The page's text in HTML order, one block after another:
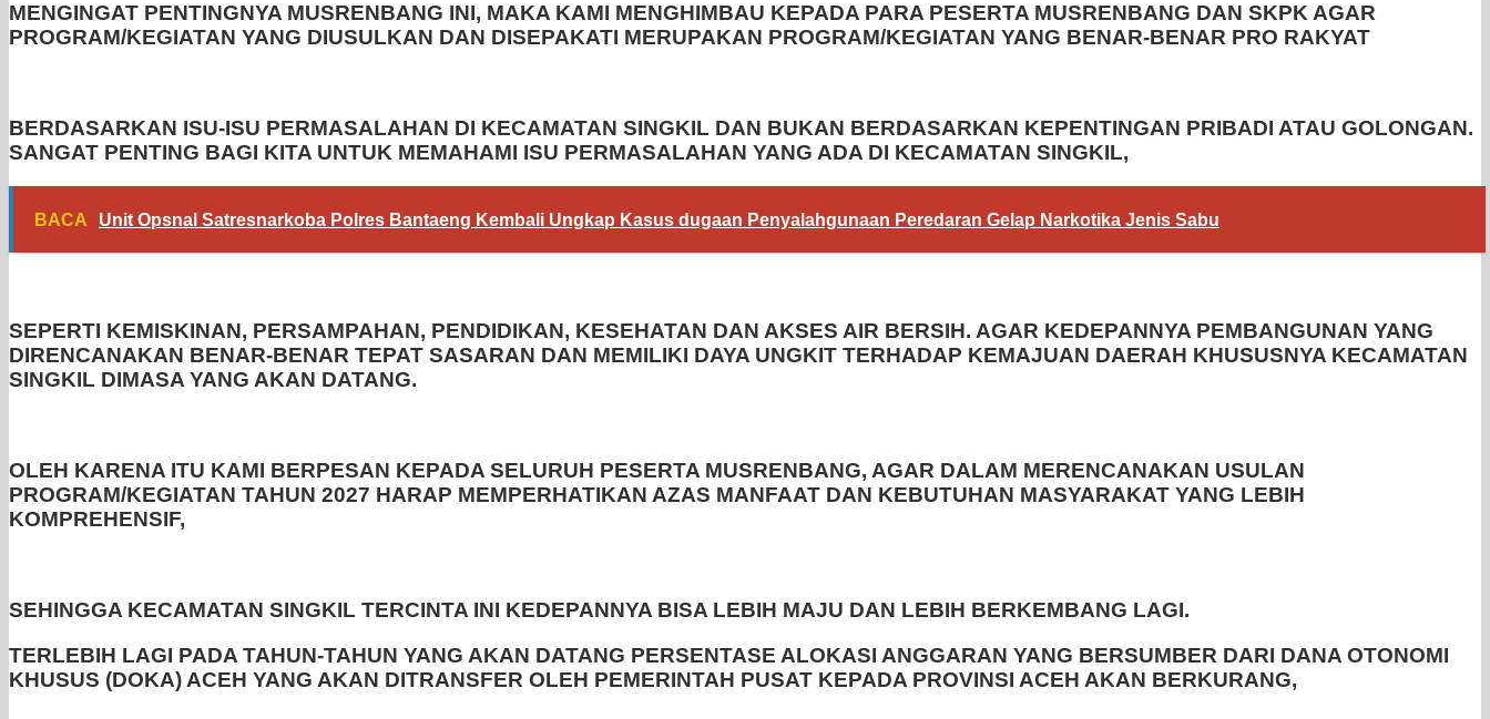
MENGINGAT PENTINGNYA MUSRENBANG INI, MAKA KAMI MENGHIMBAU KEPADA PARA PESERTA MUSRENBANG DAN SKPK AGAR
PROGRAM/KEGIATAN YANG DIUSULKAN DAN DISEPAKATI MERUPAKAN PROGRAM/KEGIATAN YANG BENAR-BENAR PRO RAKYAT
BERDASARKAN ISU-ISU PERMASALAHAN DI KECAMATAN SINGKIL DAN BUKAN BERDASARKAN KEPENTINGAN PRIBADI ATAU GOLONGAN.
SANGAT PENTING BAGI KITA UNTUK MEMAHAMI ISU PERMASALAHAN YANG ADA DI KECAMATAN SINGKIL,
BACA Unit Opsnal Satresnarkoba Polres Bantaeng Kembali Ungkap Kasus dugaan Penyalahgunaan Peredaran Gelap Narkotika Jenis Sabu
SEPERTI KEMISKINAN, PERSAMPAHAN, PENDIDIKAN, KESEHATAN DAN AKSES AIR BERSIH. AGAR KEDEPANNYA PEMBANGUNAN YANG
DIRENCANAKAN BENAR-BENAR TEPAT SASARAN DAN MEMILIKI DAYA UNGKIT TERHADAP KEMAJUAN DAERAH KHUSUSNYA KECAMATAN
SINGKIL DIMASA YANG AKAN DATANG.
OLEH KARENA ITU KAMI BERPESAN KEPADA SELURUH PESERTA MUSRENBANG, AGAR DALAM MERENCANAKAN USULAN
PROGRAM/KEGIATAN TAHUN 2027 HARAP MEMPERHATIKAN AZAS MANFAAT DAN KEBUTUHAN MASYARAKAT YANG LEBIH
KOMPREHENSIF,
SEHINGGA KECAMATAN SINGKIL TERCINTA INI KEDEPANNYA BISA LEBIH MAJU DAN LEBIH BERKEMBANG LAGI.
TERLEBIH LAGI PADA TAHUN-TAHUN YANG AKAN DATANG PERSENTASE ALOKASI ANGGARAN YANG BERSUMBER DARI DANA OTONOMI
KHUSUS (DOKA) ACEH YANG AKAN DITRANSFER OLEH PEMERINTAH PUSAT KEPADA PROVINSI ACEH AKAN BERKURANG,